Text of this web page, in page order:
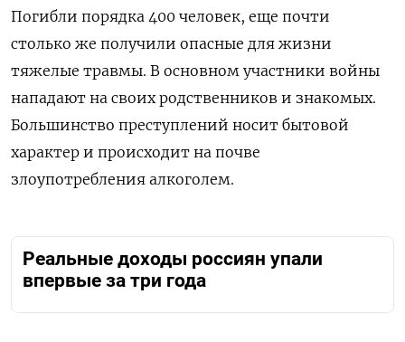
Погибли порядка 400 человек, еще почти
столько же получили опасные для жизни
тяжелые травмы. В основном участники войны
нападают на своих родственников и знакомых.
Большинство преступлений носит бытовой
характер и происходит на почве
злоупотребления алкоголем.
Реальные доходы россиян упали
впервые за три года